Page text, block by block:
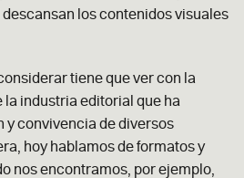
los contenidos visuales
tiene que ver con la
industria editorial que ha
y convivencia de diversos
hoy hablamos de formatos y
nos encontramos, por ejemplo,